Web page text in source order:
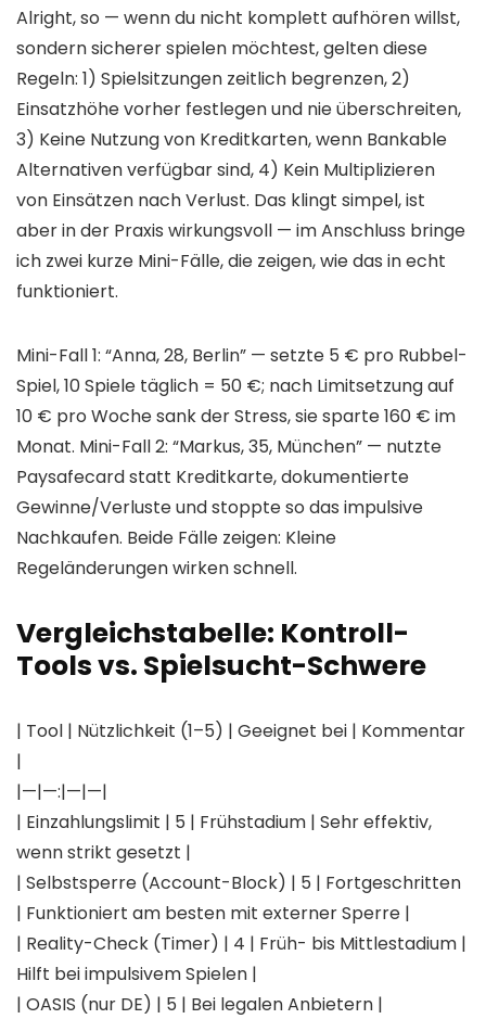
Alright, so — wenn du nicht komplett aufhören willst,
sondern sicherer spielen möchtest, gelten diese
Regeln: 1) Spielsitzungen zeitlich begrenzen, 2)
Einsatzhöhe vorher festlegen und nie überschreiten,
3) Keine Nutzung von Kreditkarten, wenn Bankable
Alternativen verfügbar sind, 4) Kein Multiplizieren
von Einsätzen nach Verlust. Das klingt simpel, ist
aber in der Praxis wirkungsvoll — im Anschluss bringe
ich zwei kurze Mini-Fälle, die zeigen, wie das in echt
funktioniert.
Mini-Fall 1: “Anna, 28, Berlin” — setzte 5 € pro Rubbel-
Spiel, 10 Spiele täglich = 50 €; nach Limitsetzung auf
10 € pro Woche sank der Stress, sie sparte 160 € im
Monat. Mini-Fall 2: “Markus, 35, München” — nutzte
Paysafecard statt Kreditkarte, dokumentierte
Gewinne/Verluste und stoppte so das impulsive
Nachkaufen. Beide Fälle zeigen: Kleine
Regeländerungen wirken schnell.
Vergleichstabelle: Kontroll-
Tools vs. Spielsucht-Schwere
| Tool | Nützlichkeit (1–5) | Geeignet bei | Kommentar
|
|—|—:|—|—|
| Einzahlungslimit | 5 | Frühstadium | Sehr effektiv,
wenn strikt gesetzt |
| Selbstsperre (Account-Block) | 5 | Fortgeschritten
| Funktioniert am besten mit externer Sperre |
| Reality-Check (Timer) | 4 | Früh- bis Mittlestadium |
Hilft bei impulsivem Spielen |
| OASIS (nur DE) | 5 | Bei legalen Anbietern |